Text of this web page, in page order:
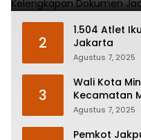
2
1.504 Atlet
Jakarta
Agustus 7, 2025
3
Wali Kota
Kecamatan
Responsif
Agustus 7, 2025
Pemkot